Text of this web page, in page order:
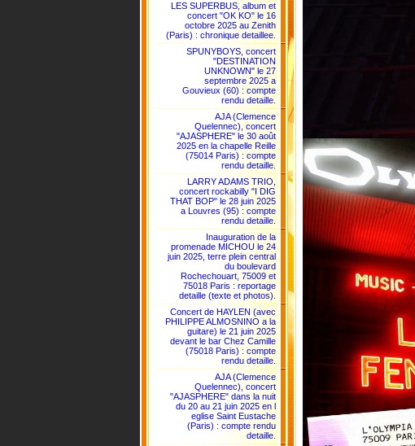
LES SUPERBUS, album et
concert "OK KO" le 16
octobre 2025 au Zenith
(Paris) : chronique detaillee.
SPUNYBOYS, concert
"DESTINATION
UNKNOWN" le 27
septembre 2025 a
Gouvieux (60) : compte
rendu detaille.
AJA (Clemence
Quelennec), concert
"AJASPHERE" le 30 août
2025 en la chapelle Reille
(75014 Paris) : compte
rendu detaille.
LARRY ADAMS TRIO,
concert rockabilly "I DIG
THAT BOP" le 28 juin 2025
a Louvres (95) : compte
rendu detaille.
Inauguration de la
promenade MICHOU le 24
juin 2025, terre plein central
du boulevard
Rochechouart, 75009 et
75018 Paris : reportage
detaille (texte et photos).
Concert de HAYLEN (avec
PHILIPPE ALMOSNINO a la
guitare) le 21 juin 2025
devant le bar Chez Camille
(75018 Paris) : compte
rendu detaille.
AJA (Clemence
Quelennec), concert
"AJASPHERE" dans la nuit
du 20 au 21 juin 2025 en l
eglise Saint Eustache
(Paris) : compte rendu
detaille.